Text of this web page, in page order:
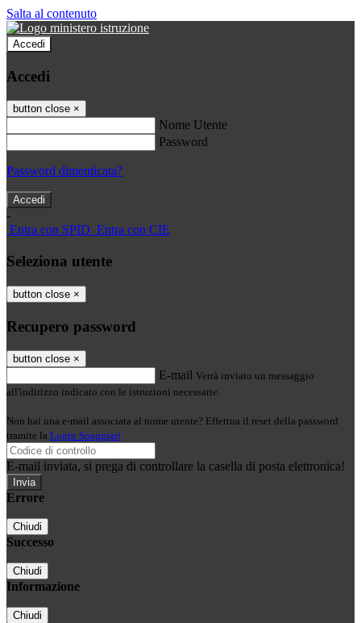
Salta al contenuto
Accedi
Accedi
button close ×
Nome Utente
Password
Password dimenticata?
-
Entra con SPID Entra con CIE
Seleziona utente
button close ×
Recupero password
button close ×
E-mail Verrà inviato un messaggio
all'indirizzo indicato con le istruzioni necessarie.
Non hai una e-mail associata al nome utente? Effettua il reset della password
tramite la Login Spaggiari
E-mail inviata, si prega di controllare la casella di posta elettronica!
Errore
Chiudi
Successo
Chiudi
Informazione
Chiudi